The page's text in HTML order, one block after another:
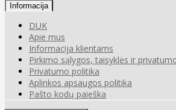
Informacija
DUK
Apie mus
Informacija klientams
Pirkimo sąlygos, taisyklės ir
Privatumo politika
Aplinkos apsaugos politika
Pašto kodų paieška